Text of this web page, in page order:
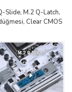
Slide, M.2 Q-Latch,
Clear CMOS